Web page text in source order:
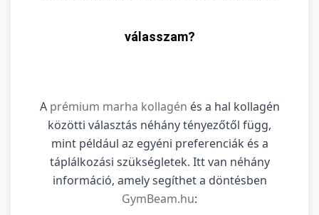
válasszam?
A prémium marha kollagén és a hal kollagén
közötti választás néhány tényezőtől függ,
mint például az egyéni preferenciák és a
táplálkozási szükségletek. Itt van néhány
információ, amely segíthet a döntésben
GymBeam.hu: